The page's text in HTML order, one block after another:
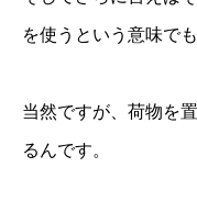
を使うという意味で
当然ですが、荷物を
るんです。